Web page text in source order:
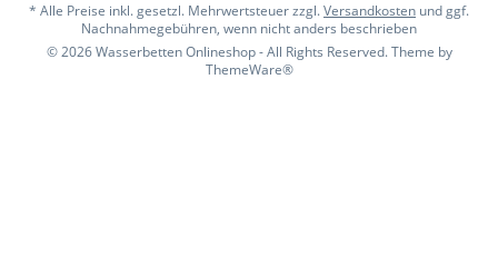
* Alle Preise inkl. gesetzl. Mehrwertsteuer zzgl.Versandkosten und ggf.
Nachnahmegebühren, wenn nicht anders beschrieben
© 2026 Wasserbetten Onlineshop - All Rights Reserved. Theme by
ThemeWare®